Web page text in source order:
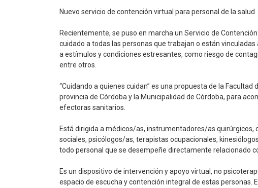
Nuevo servicio de contención virtual para personal de la salud
Recientemente, se puso en marcha un Servicio de
cuidado a todas las personas que trabajan o están
a estímulos y condiciones estresantes, como riesgo de
entre otros.
“Cuidando a quienes cuidan” es una propuesta de la Facultad
provincia de Córdoba y la Municipalidad de Córdoba, para
efectoras sanitarios.
Está dirigida a médicos/as, instrumentadores/as
sociales, psicólogos/as, terapistas ocupacionales,
todo personal que se desempeñe directamente relacionado
Es un dispositivo de intervención y apoyo virtual, no
espacio de escucha y contención integral de estas personas.